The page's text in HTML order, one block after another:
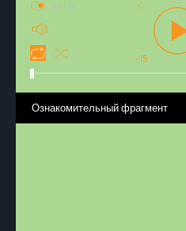
-15
AUTO
Ознакомительный фрагмент